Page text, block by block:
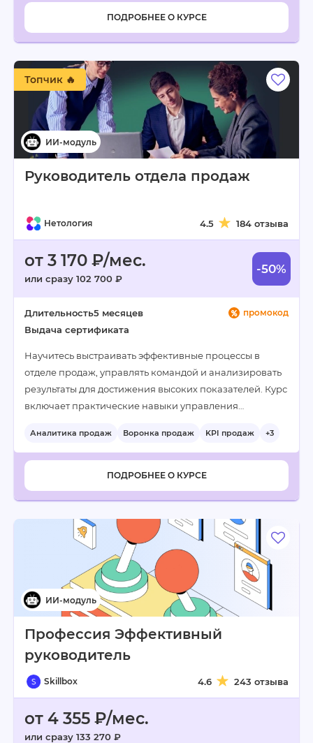
ПОДРОБНЕЕ О КУРСЕ
Руководитель отдела продаж
Нетология 4.5 184 отзыва
от 3 170 ₽/мес.
или сразу 102 700 ₽
-50%
промокод
Длительность5 месяцев
Выдача сертификата
Научитесь выстраивать эффективные процессы в
отделе продаж, управлять командой и анализировать
результаты для достижения высоких показателей. Курс
включает практические навыки управления…
Аналитика продаж Воронка продаж KPI продаж +3
ПОДРОБНЕЕ О КУРСЕ
Топчик 🔥
Профессия Эффективный
руководитель
Skillbox 4.6 243 отзыва
от 4 355 ₽/мес.
или сразу 133 270 ₽